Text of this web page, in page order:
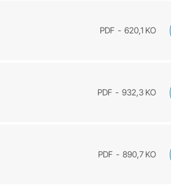
PDF 620,1 KO
PDF 932,3 KO
PDF 890,7 KO